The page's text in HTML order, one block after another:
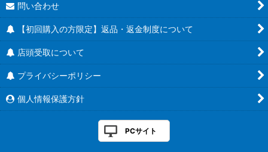
問い合わせ
【初回購入の方限定】返品・返金制度について
店頭受取について
プライバシーポリシー
個人情報保護方針
PCサイト